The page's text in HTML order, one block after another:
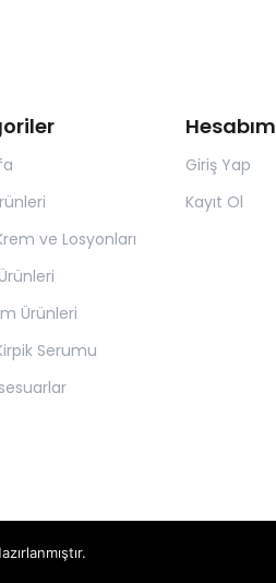
ve Losyonları
Ürünleri
Serumu
Hesabım
Giriş Yap
Kayıt Ol